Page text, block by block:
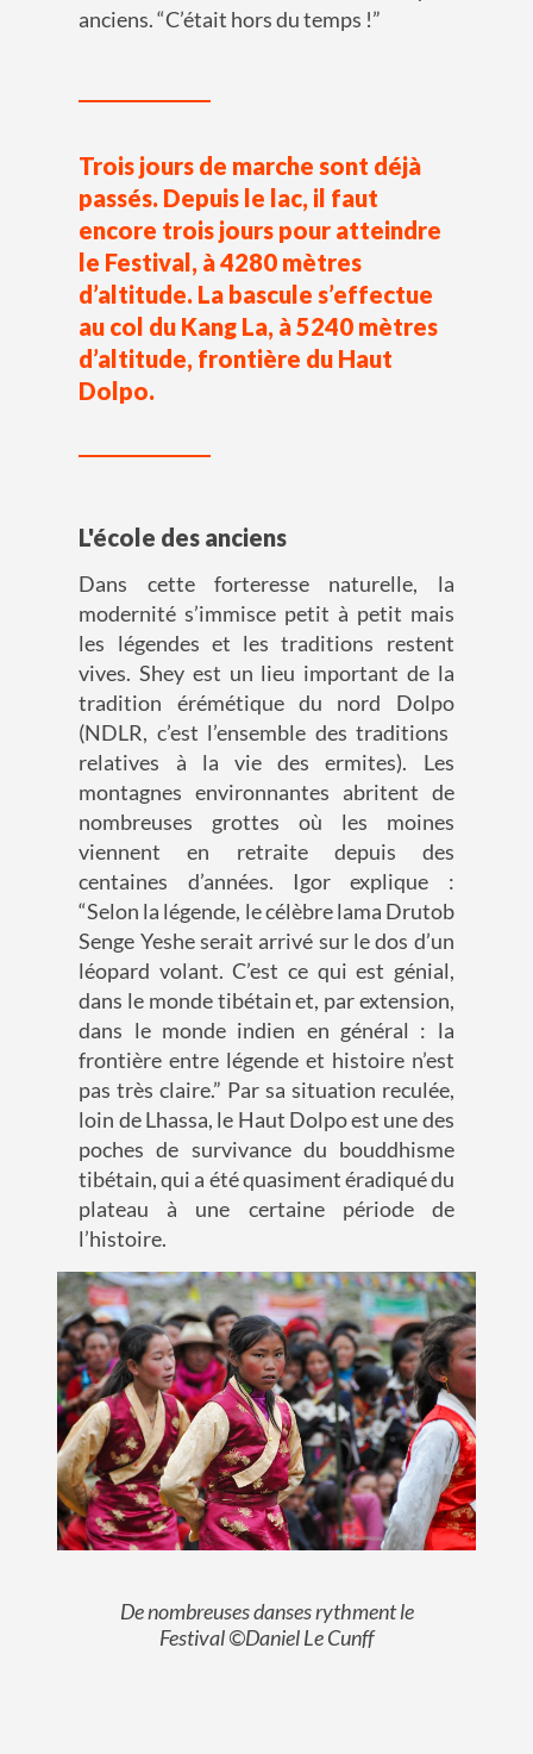
anciens.“C’était hors du temps !”
Trois jours de marche sont déjà
passés. Depuis le lac, il faut
encore trois jours pour atteindre
le Festival, à 4280 mètres
d’altitude. La bascule s’effectue
au col du Kang La, à 5240 mètres
d’altitude, frontière du Haut
Dolpo.
L'école des anciens
Dans cetteforteresse naturelle, la
modernité s’immisce petit à petit mais
les légendes et les traditions restent
vives.Shey est un lieu important de la
tradition érémétiquedu nord Dolpo
(NDLR, c’est l’ensemble des traditions
relatives à la vie desermites). Les
montagnes environnantes abritent de
nombreuses grottes où les moines
viennent en retraite depuis des
centaines d’années. Igor explique :
“Selon la légende, le célèbre lama Drutob
Senge Yesheserait arrivé sur le dos d’un
léopard volant. C’est ce qui est génial,
dans le monde tibétain et, par extension,
dans le monde indien en général : la
frontière entre légende et histoire n’est
pas très claire.” Par sa situation reculée,
loin de Lhassa, le Haut Dolpoest une des
poches de survivance du bouddhisme
tibétain, qui a été quasiment éradiqué du
plateau à une certaine période de
l’histoire.
De nombreuses danses rythment le
Festival ©Daniel Le Cunff